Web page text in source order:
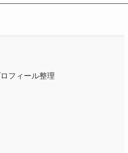
フィール整理